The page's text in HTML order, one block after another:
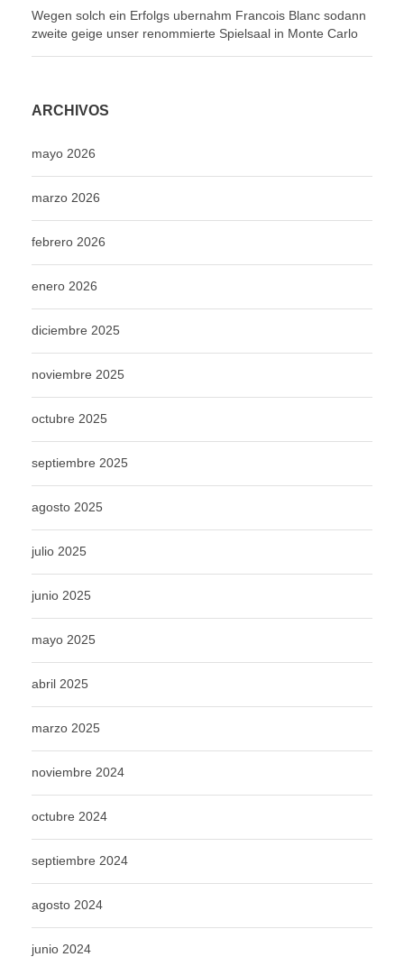
Wegen solch ein Erfolgs ubernahm Francois Blanc sodann
zweite geige unser renommierte Spielsaal in Monte Carlo
ARCHIVOS
mayo 2026
marzo 2026
febrero 2026
enero 2026
diciembre 2025
noviembre 2025
octubre 2025
septiembre 2025
agosto 2025
julio 2025
junio 2025
mayo 2025
abril 2025
marzo 2025
noviembre 2024
octubre 2024
septiembre 2024
agosto 2024
junio 2024